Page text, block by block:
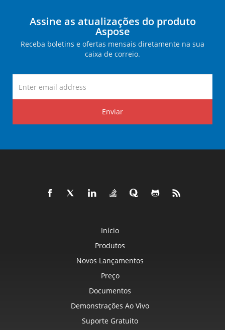
Assine as atualizações do produto
Aspose
Receba boletins e ofertas mensais diretamente na sua
caixa de correio.
Enviar
Início
Produtos
Novos Lançamentos
Preço
Documentos
Demonstrações Ao Vivo
Suporte Gratuito